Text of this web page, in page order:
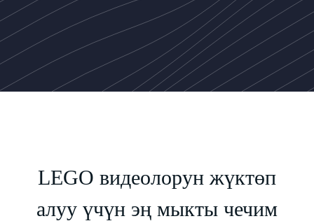
LEGO видеолорун жүктөп
алуу үчүн эң мыкты чечим